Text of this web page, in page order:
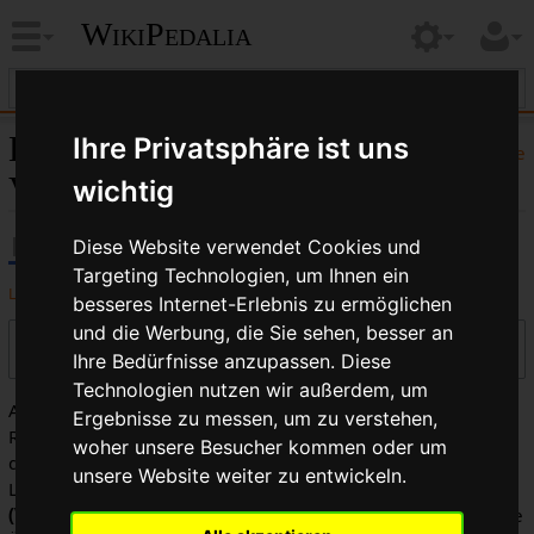
Ihre Privatsphäre ist uns
wichtig
Diese Website verwendet Cookies und
Targeting Technologien, um Ihnen ein
besseres Internet-Erlebnis zu ermöglichen
und die Werbung, die Sie sehen, besser an
Ihre Bedürfnisse anzupassen. Diese
Technologien nutzen wir außerdem, um
Ergebnisse zu messen, um zu verstehen,
woher unsere Besucher kommen oder um
unsere Website weiter zu entwickeln.
WikiPedalia
Hilfe
Ledersättel:
Versionsgeschichte
Logbücher dieser Seite anzeigen
Versionen filtern
Auswahl des Versionsunterschieds: Markiere die
Radiobuttons der zu vergleichenden Versionen und drücke
die Eingabetaste oder die Schaltfläche am unteren Rand.
Legende:(Aktuell)= Unterschied zur aktuellen Version,
(Vorherige)= Unterschied zur vorherigen Version,K= Kleine